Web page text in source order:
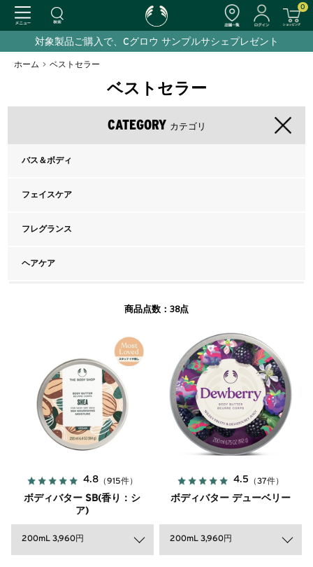
0
対象製品ご購入で、Cグロウ サンプルサシェプレゼント
ホーム > ベストセラー
ベストセラー
CATEGORY カテゴリ
バス＆ボディ
フェイスケア
フレグランス
ヘアケア
商品点数： 38点
4.8（915件）
ボディバター SB(香り：シ
ア)
200mL 3,960円
4.5 （37件）
ボディバター デューベリー
200mL 3,960円